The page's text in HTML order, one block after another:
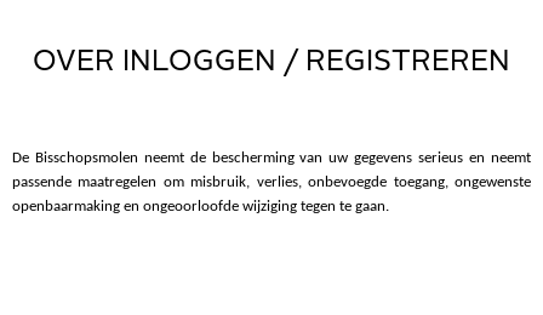
OVER INLOGGEN / REGISTREREN
De Bisschopsmolen neemt de bescherming van uw gegevens serieus en neemt
passende maatregelen om misbruik, verlies, onbevoegde toegang, ongewenste
openbaarmaking en ongeoorloofde wijziging tegen te gaan.